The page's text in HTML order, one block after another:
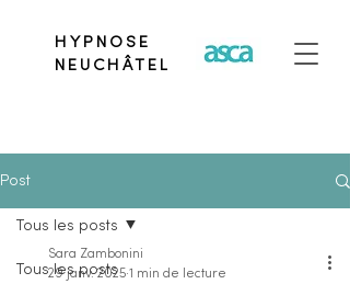
HYPNOSE
NEUCHÂTEL
Post
Tous les posts
Tous les posts
Sara Zambonini
29 janv. 2025 1 min de lecture